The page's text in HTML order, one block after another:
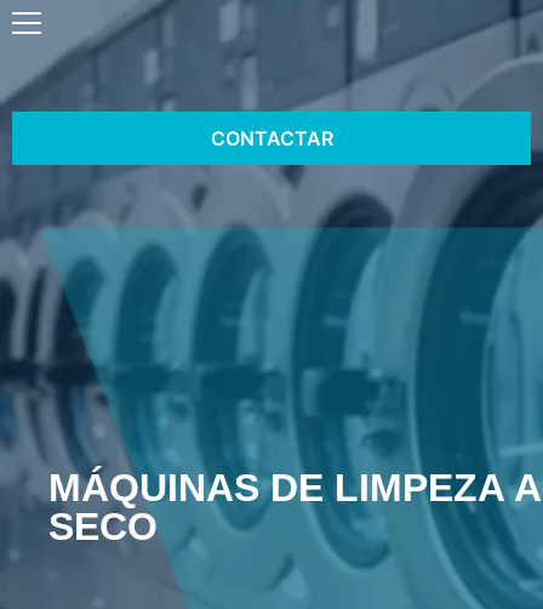
CONTACTAR
MÁQUINAS DE LIMPEZA A
SECO